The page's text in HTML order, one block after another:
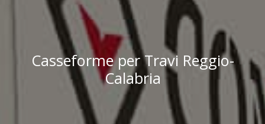
Casseforme per Travi Reggio-
Calabria